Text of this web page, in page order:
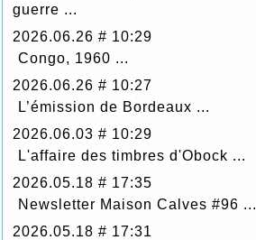
guerre ...
2026.06.26 # 10:29
Congo, 1960 ...
2026.06.26 # 10:27
L’émission de Bordeaux ...
2026.06.03 # 10:29
L'affaire des timbres d'Obock ...
2026.05.18 # 17:35
Newsletter Maison Calves #96 ...
2026.05.18 # 17:31